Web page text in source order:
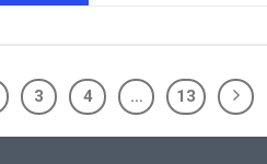
3 4 … 13